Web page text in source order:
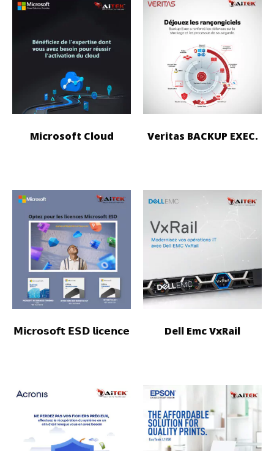
Microsoft Cloud Veritas BACKUP EXEC.
𝗠𝗶𝗰𝗿𝗼𝘀𝗼𝗳𝘁 𝗘𝗦𝗗 𝗹𝗶𝗰𝗲𝗻𝗰𝗲 Dell Emc VxRail